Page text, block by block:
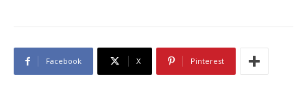
Facebook X Pinterest